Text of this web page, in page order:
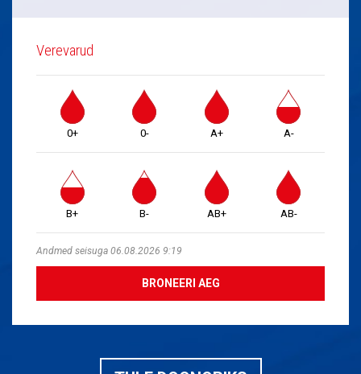
Verevarud
0+ 0- A+ A-
B+ B- AB+ AB-
Andmed seisuga 06.08.2026 9:19
BRONEERI AEG